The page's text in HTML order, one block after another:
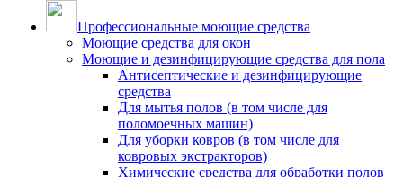
Профессиональные моющие средства
Моющие средства для окон
Моющие и дезинфицирующие средства для пола
Антисептические и дезинфицирующие
средства
Для мытья полов (в том числе для
поломоечных машин)
Для уборки ковров (в том числе для
ковровых экстракторов)
Химические средства для обработки полов